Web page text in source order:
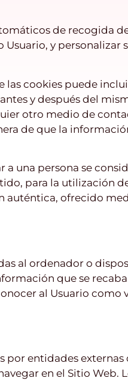
de recogida
y
las cookies puede
y después del
otro medio de
de que la
una persona se
para la utilización
auténtica, ofrecido
al ordenador o
que se
al Usuario
por entidades
en el Sitio